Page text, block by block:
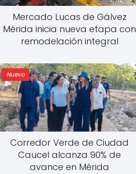
Mercado Lucas de Gálvez
Mérida inicia nueva etapa con
remodelación integral
Nuevo
Corredor Verde de Ciudad
Caucel alcanza 90% de
avance en Mérida